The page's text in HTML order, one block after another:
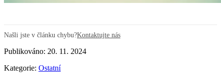
Našli jste v článku chybu?Kontaktujte nás
Publikováno: 20. 11. 2024
Kategorie: Ostatní